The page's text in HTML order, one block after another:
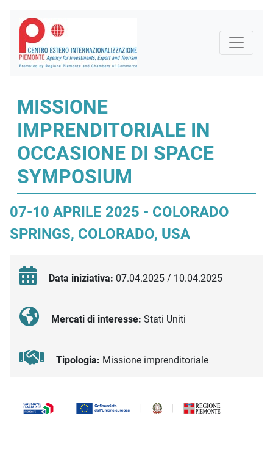
MISSIONE
IMPRENDITORIALE IN
OCCASIONE DI SPACE
SYMPOSIUM
07-10 APRILE 2025 - COLORADO
SPRINGS, COLORADO, USA
Data iniziativa: 07.04.2025 / 10.04.2025
Mercati di interesse: Stati Uniti
Tipologia: Missione imprenditoriale